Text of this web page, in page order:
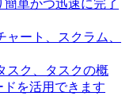
簡単かつ迅速に完了
ート、スクラム、
スク、タスクの概
を活用できます